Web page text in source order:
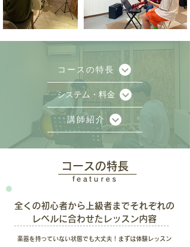
コースの特長
システム・料金
講師紹介
コースの特長
features
全くの初心者から上級者まで​それぞれの
レベルに合わせたレッスン内容
楽器を持っていない状態でも大丈夫！まずは体験レッスン